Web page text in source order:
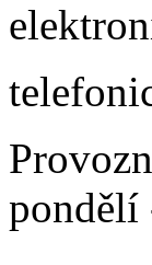
pondělí